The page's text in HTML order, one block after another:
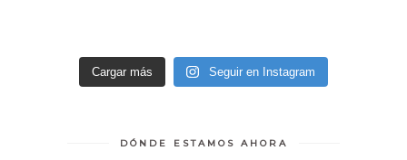
Cargar más Seguir en Instagram
DÓNDE ESTAMOS AHORA